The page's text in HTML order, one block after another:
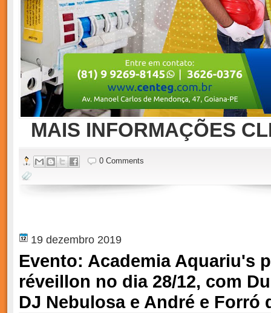
MAIS INFORMAÇÕES
0 Comments
19 dezembro 2019
Evento: Academia Aquariu's
réveillon no dia 28/12, com
DJ Nebulosa e André e Forró